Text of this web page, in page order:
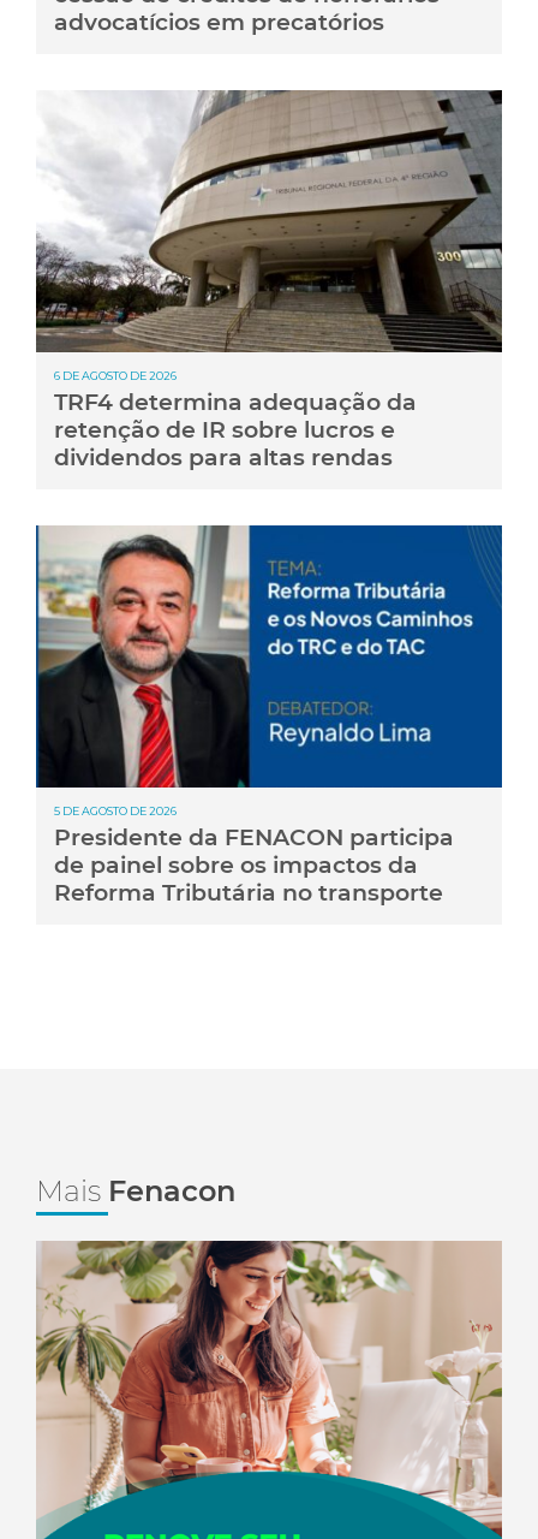
advocatícios em precatórios
6 DE AGOSTO DE 2026
TRF4 determina adequação da
retenção de IR sobre lucros e
dividendos para altas rendas
5 DE AGOSTO DE 2026
Presidente da FENACON participa
de painel sobre os impactos da
Reforma Tributária no transporte
Mais Fenacon